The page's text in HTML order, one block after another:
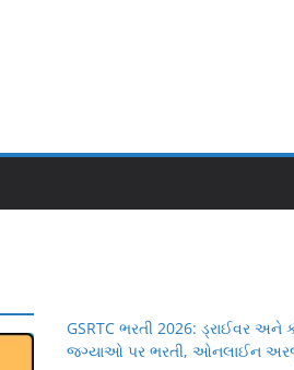
GSRTC ભરતી 2026: ડ્રાઈવર અને
જગ્યાઓ પર ભરતી, ઓનલાઈન